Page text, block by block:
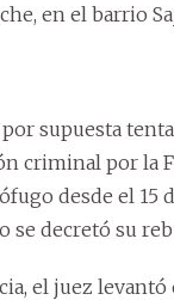
en el barrio
supuesta
criminal por la
desde el 15
se decretó su
el juez levantó